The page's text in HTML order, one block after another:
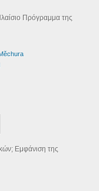
Πρόγραμμα της
Εμφάνιση της